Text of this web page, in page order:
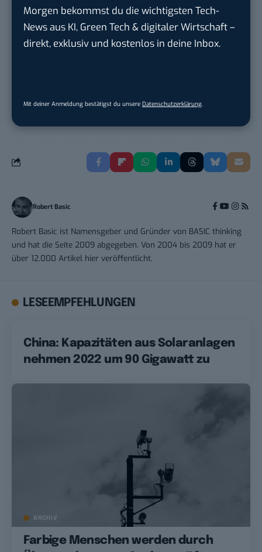
Morgen bekommst du die wichtigsten Tech-
News aus KI, Green Tech & digitaler Wirtschaft –
direkt, exklusiv und kostenlos in deine Inbox.
Mit deiner Anmeldung bestätigst du unsere Datenschutzerklärung.
Content Manager (m/w/g) mit
Schwerpunkt Socia...
LEUCHTTURM1917 in Geesthacht
Stuttgart
Robert Basic
Robert Basic ist Namensgeber und Gründer von BASIC thinking
und hat die Seite 2009 abgegeben. Von 2004 bis 2009 hat er
über 12.000 Artikel hier veröffentlicht.
LESEEMPFEHLUNGEN
China: Kapazitäten aus Solaranlagen
nehmen 2022 um 90 Gigawatt zu
ARCHIV
Farbige Menschen werden durch